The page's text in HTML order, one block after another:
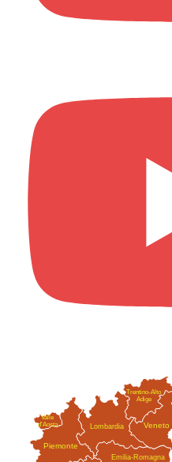
Valle
d'Aosta
Emilia-Romagna
Lombardia
Piemonte
Trentino-Alto
Adige
Veneto